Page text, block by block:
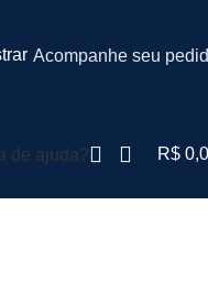
Acompanhe seu
de ajuda? R$